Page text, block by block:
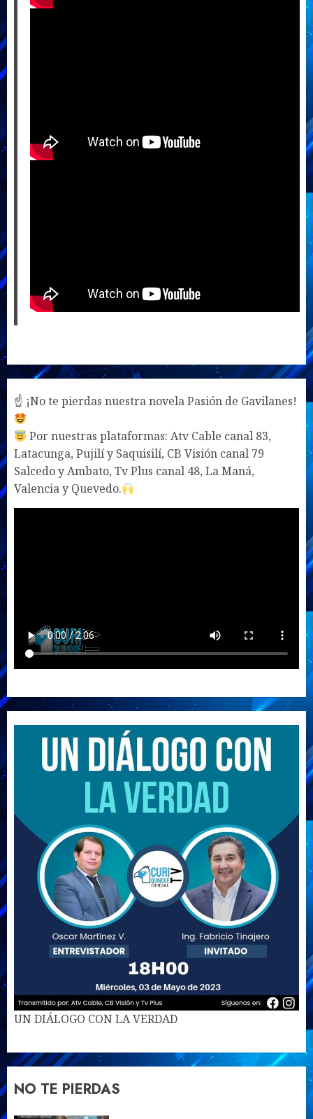
☝ ¡No te pierdas nuestra novela Pasión de Gavilanes!
Por nuestras plataformas: Atv Cable canal 83,
Latacunga, Pujilí y Saquisilí, CB Visión canal 79
Salcedo y Ambato, Tv Plus canal 48, La Maná,
Valencia y Quevedo.
UN DIÁLOGO CON LA VERDAD
NO TE PIERDAS